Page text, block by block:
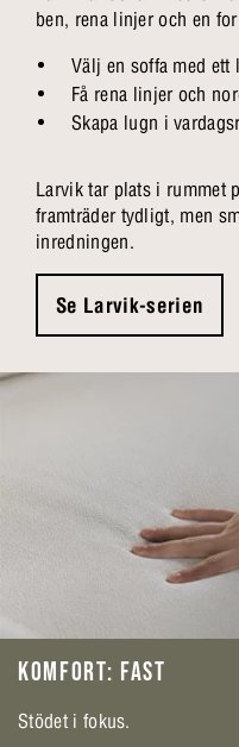
ben, rena linjer och en
Välj en soffa med
Få rena linjer och
Skapa lugn i
Larvik tar plats i rummet
framträder tydligt, men
inredningen.
Se Larvik-serien
KOMFORT: FAST
Stödet i fokus.